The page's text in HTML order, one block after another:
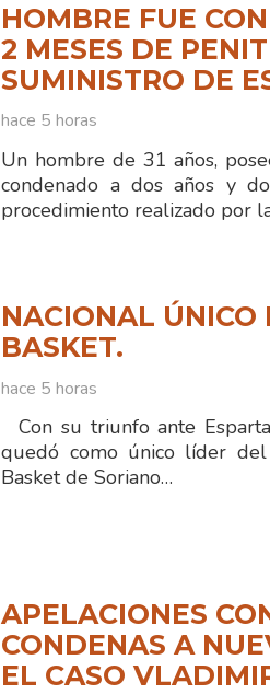
HOMBRE FUE
2 MESES DE
SUMINISTRO DE
hace 5 horas
Un hombre de 31 años,
condenado a dos años y
procedimiento realizado por
NACIONAL ÚNICO
BASKET.
hace 5 horas
Con su triunfo ante
quedó como único líder
Basket de Soriano…
APELACIONES
CONDENAS A
EL CASO